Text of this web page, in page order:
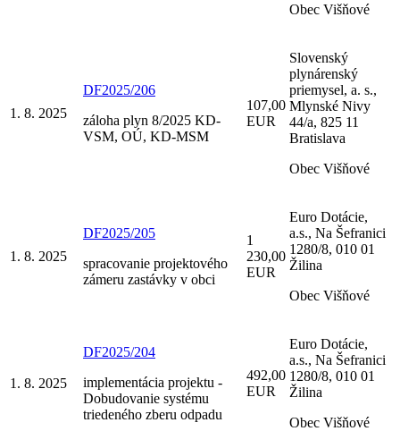
Obec Višňové
1. 8. 2025
DF2025/206
záloha plyn 8/2025 KD-
VSM, OÚ, KD-MSM
107,00
EUR
Slovenský
plynárenský
priemysel, a. s.,
Mlynské Nivy
44/a, 825 11
Bratislava
Obec Višňové
1. 8. 2025
DF2025/205
spracovanie projektového
zámeru zastávky v obci
1
230,00
EUR
Euro Dotácie,
a.s., Na Šefranici
1280/8, 010 01
Žilina
Obec Višňové
1. 8. 2025
DF2025/204
implementácia projektu -
Dobudovanie systému
triedeného zberu odpadu
492,00
EUR
Euro Dotácie,
a.s., Na Šefranici
1280/8, 010 01
Žilina
Obec Višňové